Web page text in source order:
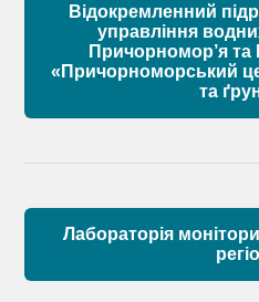
Склад Басейнової ради
Матеріали
Відокремленний
управління
Причорномор’я
«Причорноморський
та
Лабораторія